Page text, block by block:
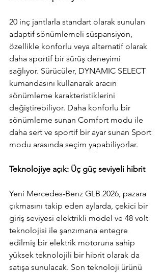
20 inç jantlarla standart olarak sunulan
adaptif sönümlemeli süspansiyon,
özellikle konforlu veya alternatif olarak
daha sportif bir sürüş deneyimi
sağlıyor. Sürücüler, DYNAMIC SELECT
kumandasını kullanarak aracın
sönümleme karakteristiklerini
değiştirebiliyor. Daha konforlu bir
sönümleme sunan Comfort modu ile
daha sert ve sportif bir ayar sunan Sport
modu arasında seçim yapabiliyorlar.
Teknolojiye açık: Üç güç seviyeli hibrit
Yeni Mercedes-Benz GLB 2026, pazara
çıkmasını takip eden aylarda, çekici bir
giriş seviyesi elektrikli model ve 48 volt
teknolojisi ile şanzımana entegre
edilmiş bir elektrik motoruna sahip
yüksek teknolojili bir hibrit olarak da
satışa sunulacak. Son teknoloji ürünü